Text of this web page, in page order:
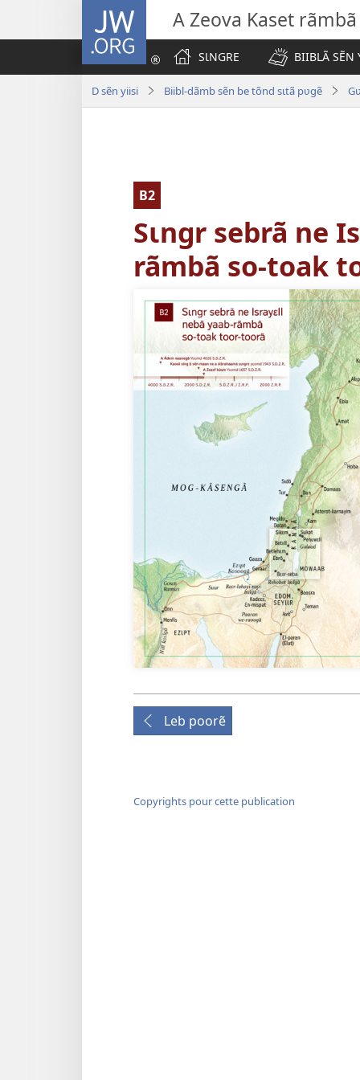
JW.ORG A Zeova Kaset rãmbã
SƖNGRE
BIIBLÃ SẼN
D sẽn yiisi Biibl-dãmb sẽn be tõnd sɩtã pʋgẽ
B2
Sɩngr sebrã ne
rãmbã so-toak
Leb poorẽ
Copyrights pour cette publication